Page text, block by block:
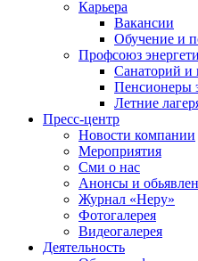
Карьера
Вакансии
Обучение и
Профсоюз
Санаторий и
Пенсионеры
Летние
Пресс-центр
Новости компании
Мероприятия
Сми о нас
Анонсы и
Журнал «Неру»
Фотогалерея
Видеогалерея
Деятельность